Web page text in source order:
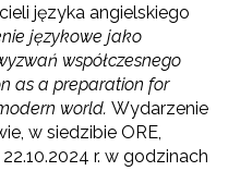
języka angielskiego
językowe jako
współczesnego
as a preparation for
world. Wydarzenie
w siedzibie ORE,
r. w godzinach